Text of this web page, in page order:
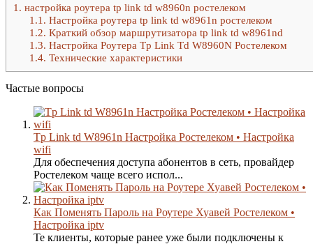
1. настройка роутера tp link td w8960n ростелеком
1.1. Настройка роутера tp link td w8961n ростелеком
1.2. Краткий обзор маршрутизатора tp link td w8961nd
1.3. Настройка Роутера Tp Link Td W8960N Ростелеком
1.4. Технические характеристики
Частые вопросы
Tp Link td W8961n Настройка Ростелеком • Настройка
wifi
Для обеспечения доступа абонентов в сеть, провайдер
Ростелеком чаще всего испол...
Как Поменять Пароль на Роутере Хуавей Ростелеком •
Настройка iptv
Те клиенты, которые ранее уже были подключены к